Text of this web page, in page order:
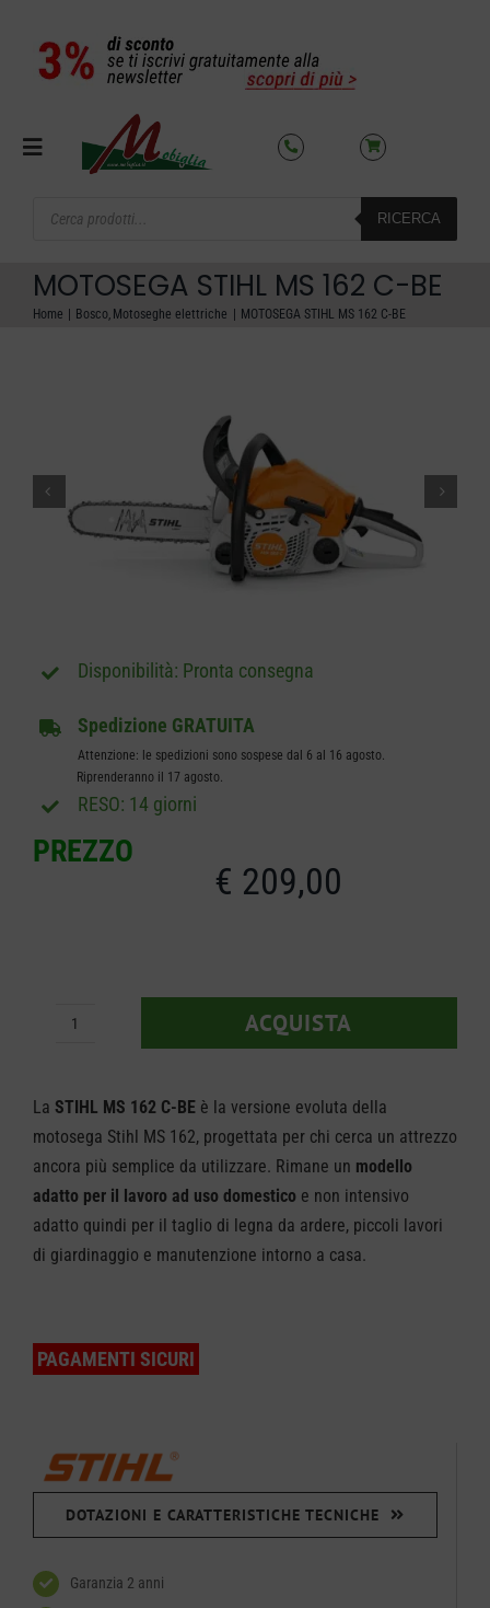
contenuto
Toggle
OFFERTE DEL MESE
CARRELLO
search
RICERCA
MOTOSEGA STIHL MS 162 C-BE
Home Bosco Motoseghe elettriche MOTOSEGA STIHL MS 162 C-BE
DOTAZIONI E CARATTERISTICHE TECNICHE
Garanzia 2 anni
Pronta consegna
Spedizione GRATUITA
Attenzione: le spedizioni sono sospese dal 6 al 16 agosto.
Riprenderanno il 17 agosto.
RESO: 14 giorni
PREZZO
€ 209,00
MS
162
C-
BE
quantità
ACQUISTA
La STIHL MS 162 C-BEè la versione evoluta della
motosega Stihl MS 162, progettata per chi cerca un attrezzo
ancora più semplice da utilizzare. Rimane un modello
adatto per il lavoro ad uso domesticoe non intensivo
adatto quindi per il taglio di legna da ardere, piccoli lavori
di giardinaggio e manutenzione intorno a casa.
PAGAMENTI SICURI